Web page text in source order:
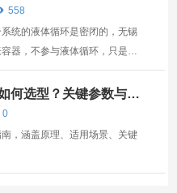
碎、低温研磨、化学合成。 电
558
统的液体循环是密闭的，无锡
器，不参与液体循环，只是机
汽的吸收，高温时没有油雾的
的工作温度，那么，对于导热
、导热油加热一体机导热油选
何选型？关键参数与适
0
，涵盖原理、适用场景、关键